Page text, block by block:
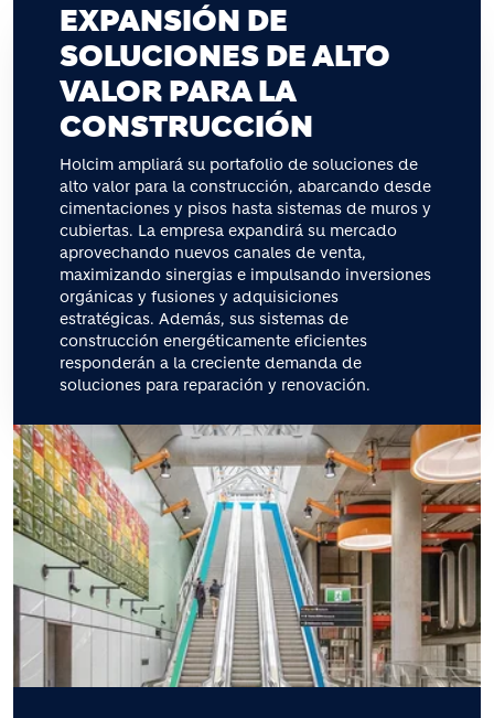
EXPANSIÓN DE
SOLUCIONES DE ALTO
VALOR PARA LA
CONSTRUCCIÓN
Holcim ampliará su portafolio de soluciones de
alto valor para la construcción, abarcando desde
cimentaciones y pisos hasta sistemas de muros y
cubiertas. La empresa expandirá su mercado
aprovechando nuevos canales de venta,
maximizando sinergias e impulsando inversiones
orgánicas y fusiones y adquisiciones
estratégicas. Además, sus sistemas de
construcción energéticamente eficientes
responderán a la creciente demanda de
soluciones para reparación y renovación.